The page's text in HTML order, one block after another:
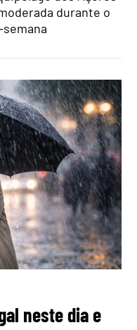
durante o
neste dia e